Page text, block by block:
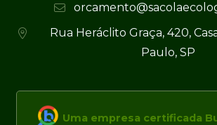
Rua Heráclito Graça, 420,
Paulo, SP
Uma empresa certificada